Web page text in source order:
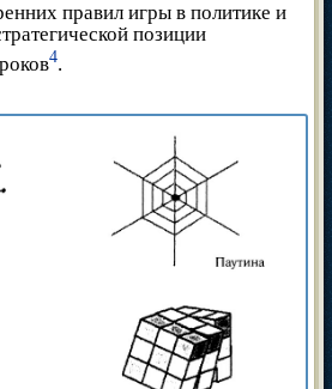
правил игры в политике и
позиции
4.